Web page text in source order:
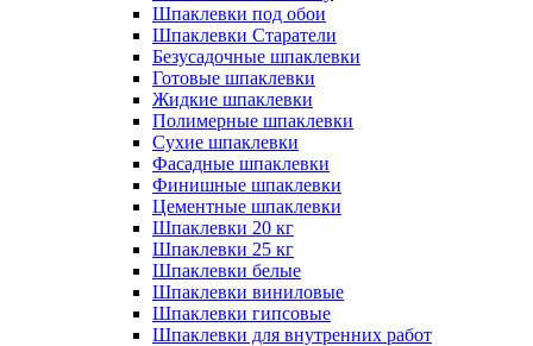
Шпаклевки под обои
Шпаклевки Старатели
Безусадочные шпаклевки
Готовые шпаклевки
Жидкие шпаклевки
Полимерные шпаклевки
Сухие шпаклевки
Фасадные шпаклевки
Финишные шпаклевки
Цементные шпаклевки
Шпаклевки 20 кг
Шпаклевки 25 кг
Шпаклевки белые
Шпаклевки виниловые
Шпаклевки гипсовые
Шпаклевки для внутренних работ